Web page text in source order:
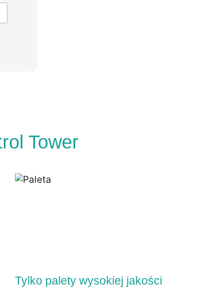
Tower
Tylko palety wysokiej jakości